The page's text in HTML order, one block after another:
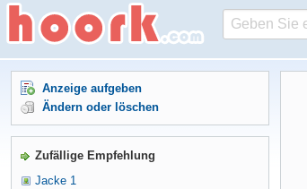
Anzeige aufgeben
Ändern oder löschen
Zufällige Empfehlung
Jacke 1